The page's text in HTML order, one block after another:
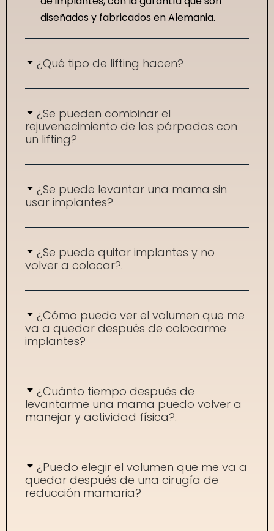
diseñados y fabricados en Alemania.
¿Qué tipo de lifting hacen?
¿Se pueden combinar el
rejuvenecimiento de los párpados con
un lifting?
¿Se puede levantar una mama sin
usar implantes?
¿Se puede quitar implantes y no
volver a colocar?.
¿Cómo puedo ver el volumen que me
va a quedar después de colocarme
implantes?
¿Cuánto tiempo después de
levantarme una mama puedo volver a
manejar y actividad física?.
¿Puedo elegir el volumen que me va a
quedar después de una cirugía de
reducción mamaria?